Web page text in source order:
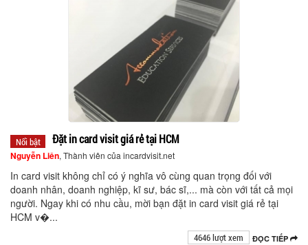
Nổi bật Đặt in card visit giá rẻ tại HCM
Nguyễn Liên, Thành viên của incardvisit.net
In card visit không chỉ có ý nghĩa vô cùng quan trọng đối với
doanh nhân, doanh nghiệp, kĩ sư, bác sĩ,... mà còn với tất cả mọi
người. Ngay khi có nhu cầu, mời bạn đặt in card visit giá rẻ tại
HCM v�...
ĐỌC TIẾP
4646 lượt xem